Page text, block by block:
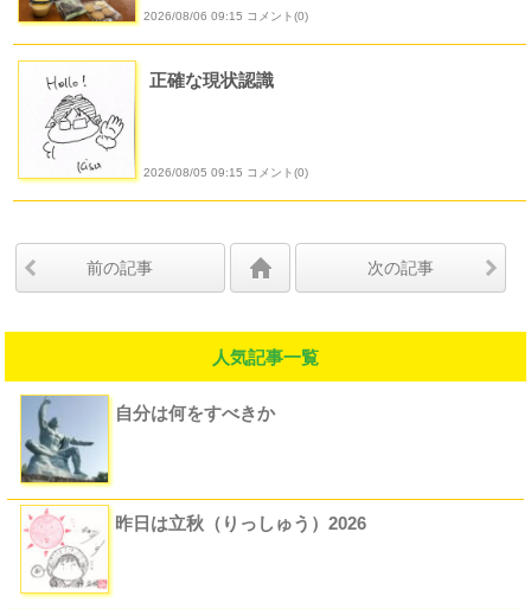
2026/08/06 09:15 コメント(0)
正確な現状認識
2026/08/05 09:15 コメント(0)
前の記事 次の記事
人気記事一覧
自分は何をすべきか
昨日は立秋（りっしゅう）2026